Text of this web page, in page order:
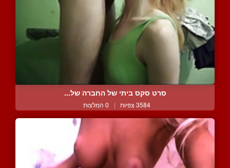
סרט סקס ביתי של החברה של...
3584 צפיות | 0 המלצות